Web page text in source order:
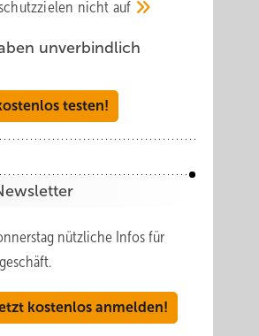
nicht auf
unverbindlich
testen!
nützliche Infos für
kostenlos anmelden!